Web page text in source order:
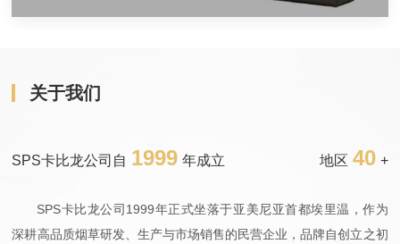
关于我们
SPS卡比龙公司自 1999 年成立 地区 40 +
SPS卡比龙公司1999年正式坐落于亚美尼亚首都埃里温，作为
深耕高品质烟草研发、生产与市场销售的民营企业，品牌自创立之初